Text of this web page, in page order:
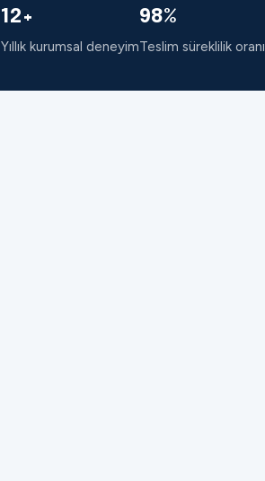
12+
Yıllık kurumsal deneyim
98%
Teslim süreklilik oranı